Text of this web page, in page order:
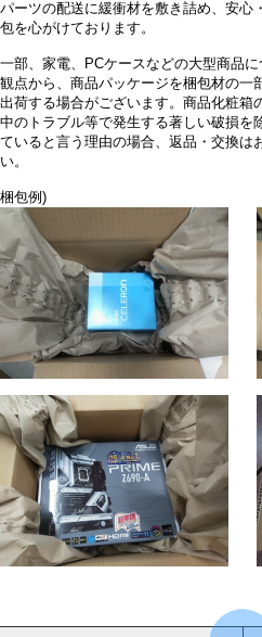
パーツの配送に緩衝材を敷き詰め、安心
包を心がけております。
一部、家電、PCケースなどの大型商品
観点から、商品パッケージを梱包材の一
出荷する場合がございます。商品化粧箱
中のトラブル等で発生する著しい破損を
ていると言う理由の場合、返品・交換は
い。
梱包例)